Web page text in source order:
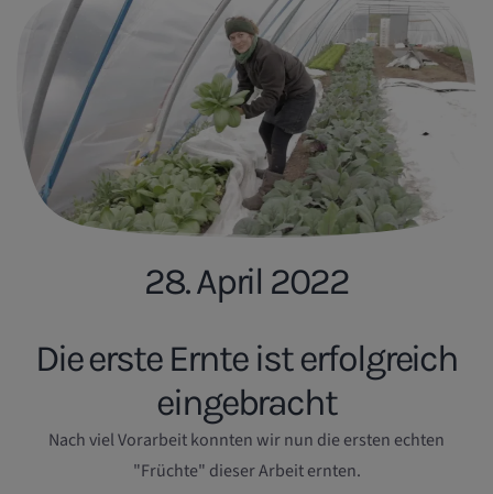
28. April 2022
Die erste Ernte ist erfolgreich
eingebracht
Nach viel Vorarbeit konnten wir nun die ersten echten
"Früchte" dieser Arbeit ernten.